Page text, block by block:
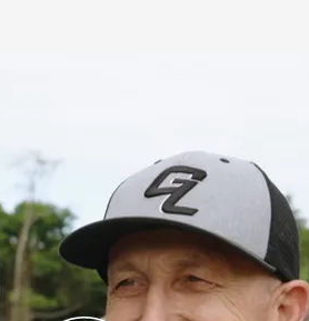
también se echa de menos,
en Ecuador y no puede
es incomparable”